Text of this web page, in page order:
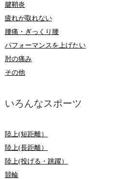
腱鞘炎
疲れが取れない
腰痛・ぎっくり腰
パフォーマンスを上げたい
肘の痛み
その他
いろんなスポーツ
陸上(短距離）
陸上(長距離）
陸上(投げる・跳躍）
競輪